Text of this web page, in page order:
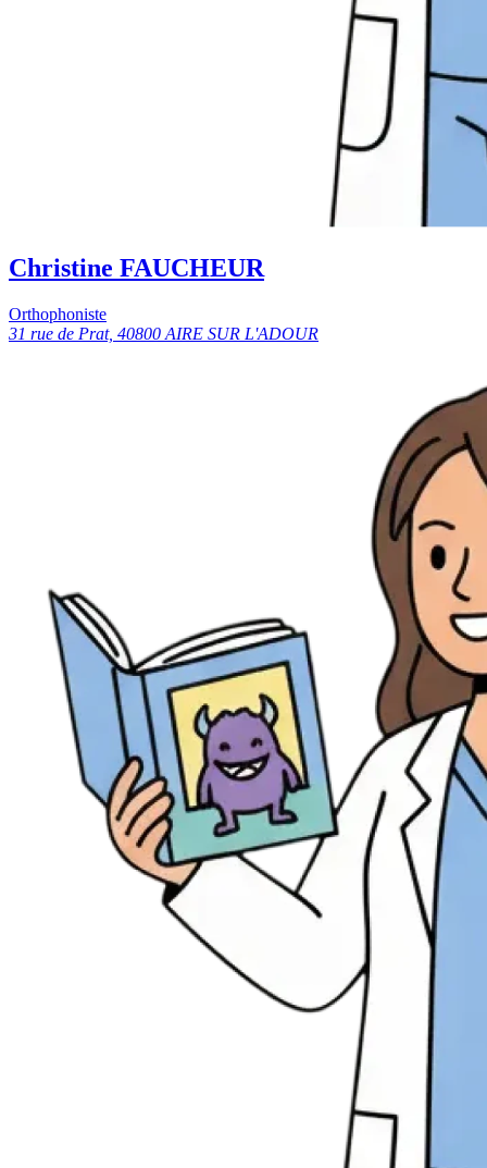
Christine FAUCHEUR
Orthophoniste
31 rue de Prat, 40800 AIRE SUR L'ADOUR